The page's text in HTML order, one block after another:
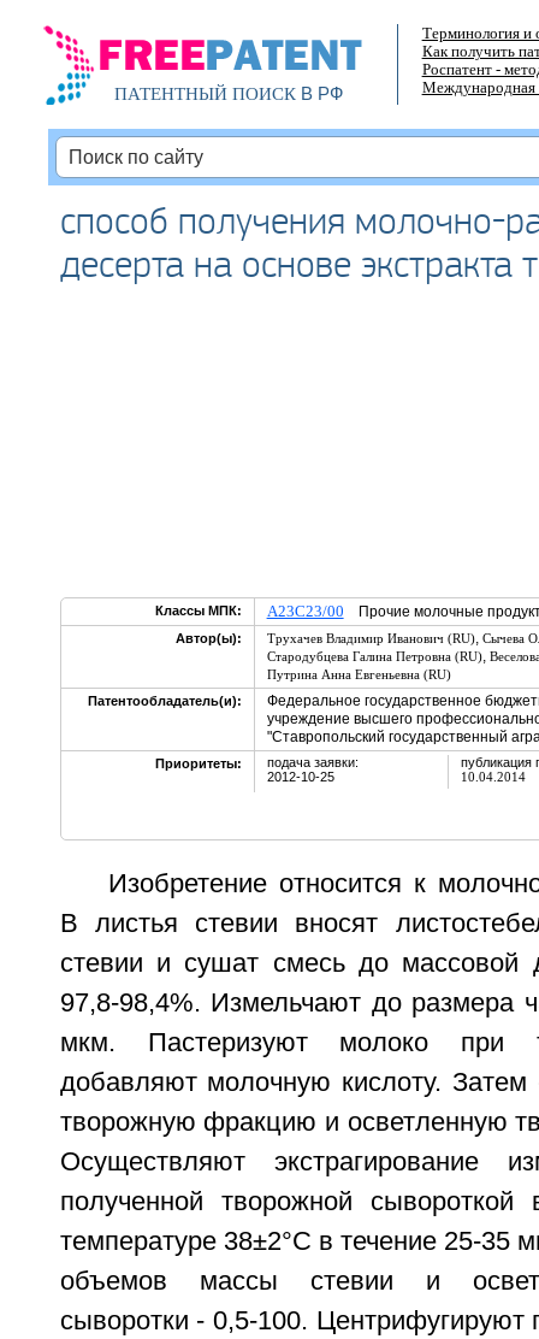
ПАТЕНТНЫЙ ПОИСКВ РФ
Терминология и
Как получить
Роспатент -
Международная
способ получения молочно-
десерта на основе экстракта
Классы МПК: A23C23/00 Прочие молочные
Автор(ы): Трухачев Владимир Иванович (RU), Сычева
Стародубцева Галина Петровна (RU),
Путрина Анна Евгеньевна (RU)
Патентообладатель(и):
Федеральное государственное
учреждение высшего
"Ставропольский государственный
Приоритеты:
подача заявки:
2012-10-25
публикация
10.04.2014
Изобретение относится к
В листья стевии вносят
стевии и сушат смесь до массовой
97,8-98,4%. Измельчают до размера
мкм. Пастеризуют молоко при
добавляют молочную кислоту. Затем
творожную фракцию и осветленную
Осуществляют экстрагирование
полученной творожной
температуре 38±2°С в течение 25-35
объемов массы стевии и
сыворотки - 0,5-100. Центрифугируют